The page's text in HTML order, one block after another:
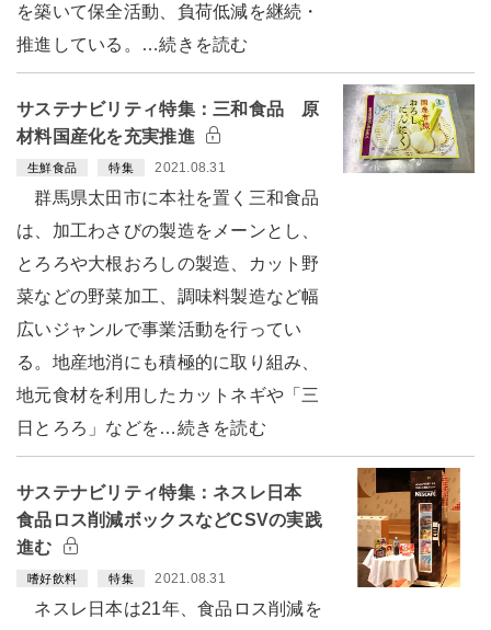
を築いて保全活動、負荷低減を継続・
推進している。…続きを読む
サステナビリティ特集：三和食品 原
材料国産化を充実推進
生鮮食品 特集 2021.08.31
群馬県太田市に本社を置く三和食品
は、加工わさびの製造をメーンとし、
とろろや大根おろしの製造、カット野
菜などの野菜加工、調味料製造など幅
広いジャンルで事業活動を行ってい
る。地産地消にも積極的に取り組み、
地元食材を利用したカットネギや「三
日とろろ」などを…続きを読む
サステナビリティ特集：ネスレ日本
食品ロス削減ボックスなどCSVの実践
進む
嗜好飲料 特集 2021.08.31
ネスレ日本は21年、食品ロス削減を